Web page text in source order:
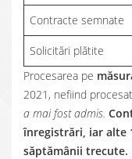
Contracte semnate
Solicitări plătite
Procesarea pe
2021, nefiind
a mai fost admis.
înregistrări, iar alte
săptămânii trecute.